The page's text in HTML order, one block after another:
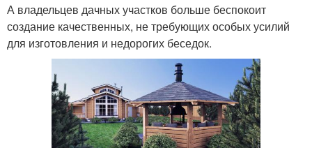
А владельцев дачных участков больше беспокоит
создание качественных, не требующих особых усилий
для изготовления и недорогих беседок.